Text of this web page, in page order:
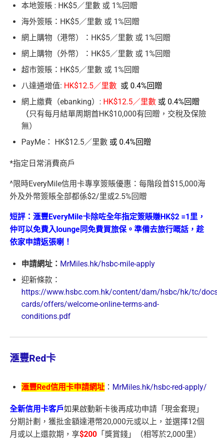
本地簽賬 : HK$5／里數 或 1%回贈
海外簽賬：HK$5／里數 或 1%回贈
網上購物（港幣）：HK$5／里數 或 1%回贈
網上購物（外幣）：HK$5／里數 或 1%回贈
超市簽賬：HK$5／里數 或 1%回贈
八達通增值: HK$12.5／里數 或 0.4%回贈
網上繳費（ebanking）: HK$12.5／里數 或 0.4%回贈
（只有每月結單周期首HK$10,000有回贈，交稅及保險
無）
PayMe： HK$12.5／里數 或 0.4%回贈
*指定日常消費商戶
^限時EveryMile信用卡專享簽賬優惠：每階段首$15,000海
外及外幣簽賬全部都係$2/里或2.5%回贈
短評：滙豐EveryMile卡除咗全年指定簽賬賺HK$2 =1里，
仲可以免費入lounge同免費買旅保。準備去旅行嘅話，趁
依家申請返張喇！
申請網址： MrMiles.hk/hsbc-mile-apply
迎新條款：
https://www.hsbc.com.hk/content/dam/hsbc/hk/tc/
cards/offers/welcome-online-terms-and-
conditions.pdf
滙豐Red卡
滙豐Red信用卡申請網址 ： MrMiles.hk/hsbc-red-apply/
全新信用卡客戶如果啟動新卡後再成功申請「現金套現」
分期計劃，獲批金額達港幣20,000元或以上，並選擇12個
月或以上還款期，享$200 「獎賞錢」（相等於2,000里）